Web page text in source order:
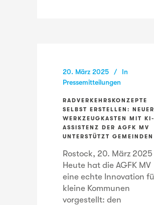
20. März 2025
In
Pressemitteilungen
RADVERKEHRSKONZEPTE
SELBST ERSTELLEN: NEUER
WERKZEUGKASTEN MIT KI-
ASSISTENZ DER AGFK MV
UNTERSTÜTZT GEMEINDEN
Rostock, 20. März
Heute hat die AGFK MV
eine echte Innovation
kleine Kommunen
vorgestellt: den